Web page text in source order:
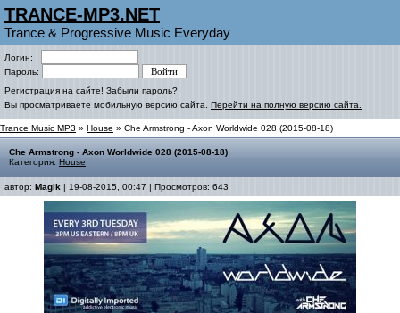
TRANCE-MP3.NET
Trance & Progressive Music Everyday
Логин:
Пароль:
Регистрация на сайте! Забыли пароль?
Вы просматриваете мобильную версию сайта. Перейти на полную версию сайта.
Trance Music MP3 » House » Che Armstrong - Axon Worldwide 028 (2015-08-18)
Che Armstrong - Axon Worldwide 028 (2015-08-18)
Категория: House
автор: Magik | 19-08-2015, 00:47 | Просмотров: 643